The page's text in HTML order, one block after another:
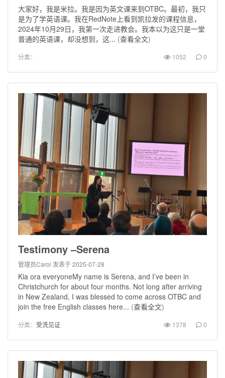
大家好，我是米拉。我是因为英文课来到OTBC。最初，我只
是为了学英语课。我在RedNote上看到凯拉发的课程信息，
2024年10月29日，我第一次走进教会。我本以为这只是一堂
普通的英语课，却没想到，这... (查看全文)
分类： 1052 0
Testimony –Serena
管理员Carol 发表于 2025-07-28
Kia ora everyoneMy name is Serena, and I’ve been in
Christchurch for about four months. Not long after arriving
in New Zealand, I was blessed to come across OTBC and
join the free English classes here... (查看全文)
分类： 受洗见证 1378 0